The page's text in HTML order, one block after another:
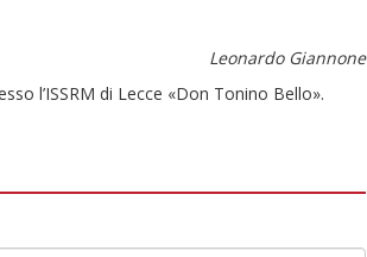
Leonardo Giannone
l’ISSRM di Lecce «Don Tonino Bello».